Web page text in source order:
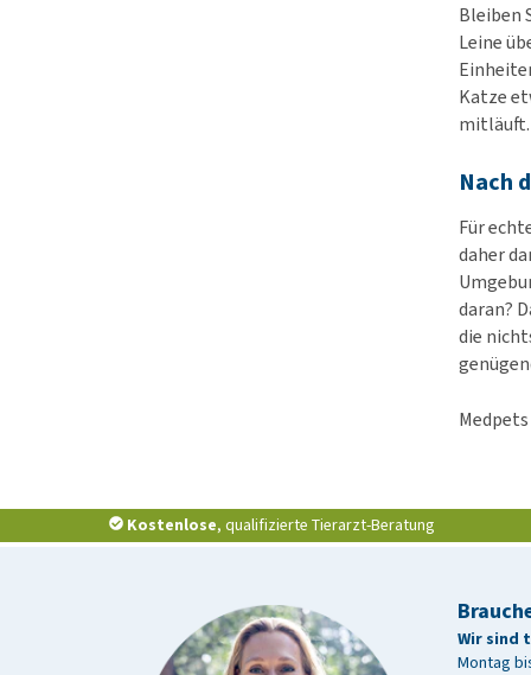
Bleiben
Leine
Katze
mitläuft.
Nach
Für
daher
daran?
die
Kostenlose, qualifizierte Tierarzt-Beratung
Wir sind
Montag